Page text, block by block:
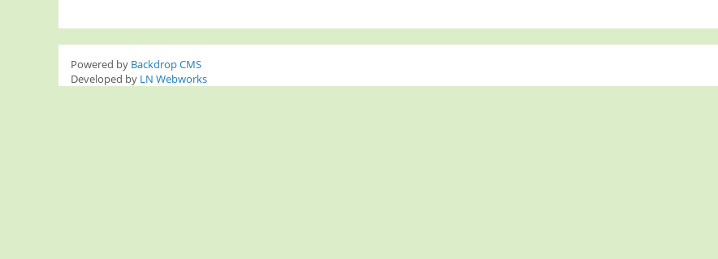
Powered by Backdrop CMS
Developed by LN Webworks